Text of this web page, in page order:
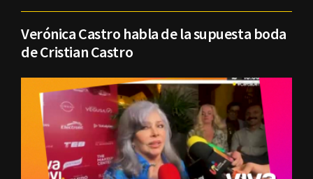
Verónica Castro habla de la supuesta boda
de Cristian Castro